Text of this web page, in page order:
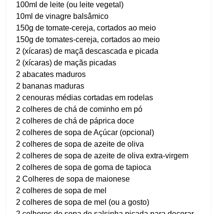
100ml de leite (ou leite vegetal)
10ml de vinagre balsâmico
150g de tomate-cereja, cortados ao meio
150g de tomates-cereja, cortados ao meio
2 (xícaras) de maçã descascada e picada
2 (xícaras) de maçãs picadas
2 abacates maduros
2 bananas maduras
2 cenouras médias cortadas em rodelas
2 colheres de chá de cominho em pó
2 colheres de chá de páprica doce
2 colheres de sopa de Açúcar (opcional)
2 colheres de sopa de azeite de oliva
2 colheres de sopa de azeite de oliva extra-virgem
2 colheres de sopa de goma de tapioca
2 Colheres de sopa de maionese
2 colheres de sopa de mel
2 colheres de sopa de mel (ou a gosto)